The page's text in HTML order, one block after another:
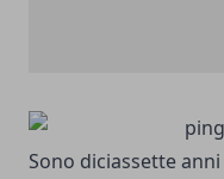
Sono diciassette